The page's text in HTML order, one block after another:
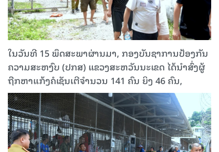
ໃນວັນທີ 15 ພຶດສະພາຜ່ານມາ, ກອງບັນຊາການປ້ອງກັນ
ຄວາມສະຫງົບ (ປກສ) ແຂວງສະຫວັນນະເຂດ ໄດ້ນຳສົ່ງຜູ້
ຖືກຫາແກ້ງຄໍເຊັນເຕີຈຳນວນ 141 ຄົນ ຍິງ 46 ຄົນ,